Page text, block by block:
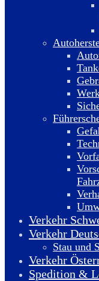
Verkehr
Verkehr
Stau und
Verkehr
Spedition &